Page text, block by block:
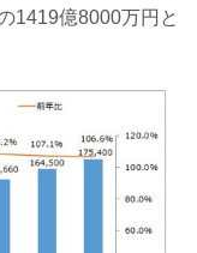
1419億8000万円と